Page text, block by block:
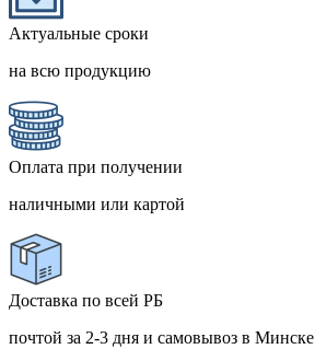
Актуальные сроки
на всю продукцию
Оплата при получении
наличными или картой
Доставка по всей РБ
почтой за 2-3 дня и самовывоз в Минске